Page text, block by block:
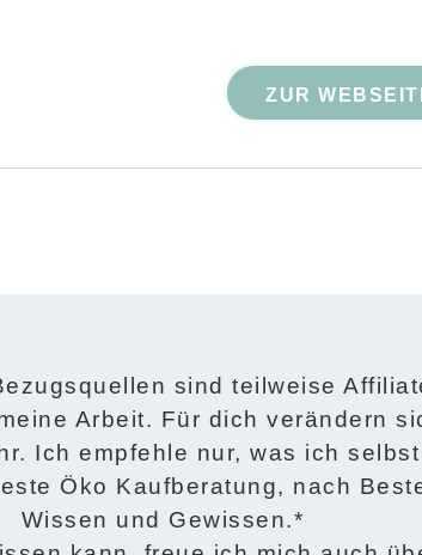
ZUR
sind teilweise
Arbeit. Für dich verändern
Ich empfehle nur, was ich
Öko Kaufberatung, nach
Wissen und Gewissen.*